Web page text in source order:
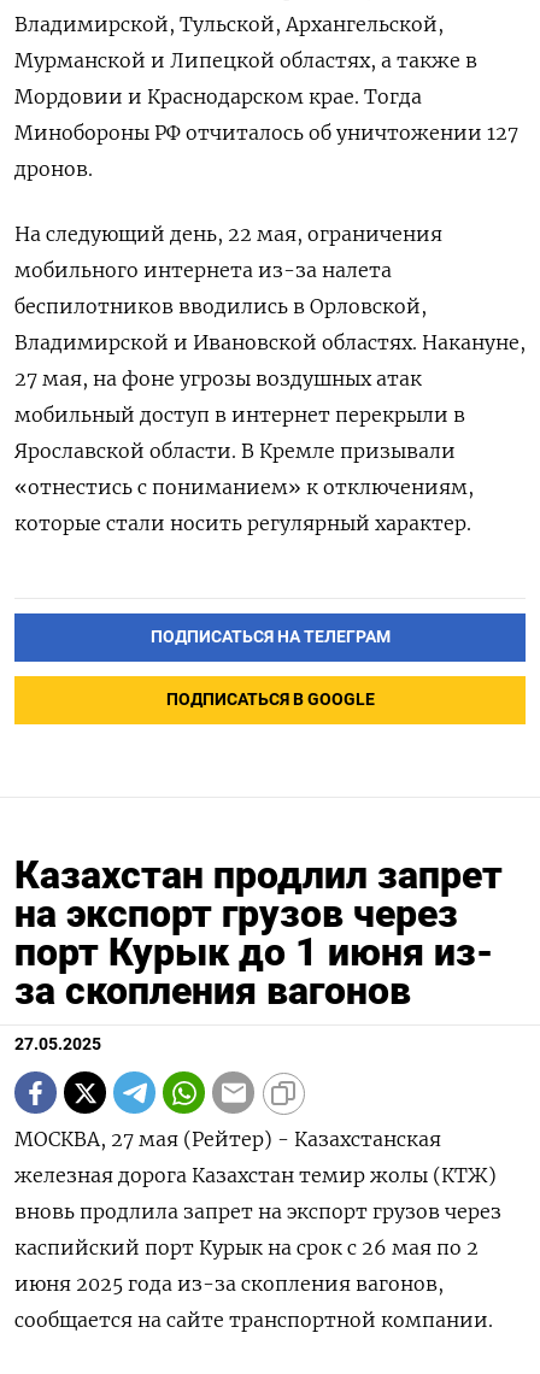
Владимирской, Тульской, Архангельской,
Мурманской и Липецкой областях, а также в
Мордовии и Краснодарском крае. Тогда
Минобороны РФ отчиталось об уничтожении 127
дронов.
На следующий день, 22 мая, ограничения
мобильного интернета из-за налета
беспилотников вводились в Орловской,
Владимирской и Ивановской областях. Накануне,
27 мая, на фоне угрозы воздушных атак
мобильный доступ в интернет перекрыли в
Ярославской области. В Кремле призывали
«отнестись с пониманием» к отключениям,
которые стали носить регулярный характер.
ПОДПИСАТЬСЯ НА ТЕЛЕГРАМ
ПОДПИСАТЬСЯ В GOOGLE
Казахстан продлил запрет
на экспорт грузов через
порт Курык до 1 июня из-
за скопления вагонов
27.05.2025
МОСКВА, 27 мая (Рейтер) - Казахстанская
железная дорога Казахстан темир жолы (КТЖ)
вновь продлила запрет на экспорт грузов через
каспийский порт Курык на срок с 26 мая по 2
июня 2025 года из-за скопления вагонов,
сообщается на сайте транспортной компании.